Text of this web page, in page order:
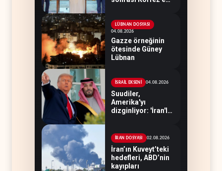
LÜBNAN DOSYASI
04.08.2026
Gazze örneğinin
ötesinde Güney
Lübnan
İSRAİL EKSENİ 04.08.2026
Suudiler,
Amerika'yı
dizginliyor: 'İran'la
İRAN DOSYASI 02.08.2026
İran’ın Kuveyt’teki
hedefleri, ABD’nin
kayıpları